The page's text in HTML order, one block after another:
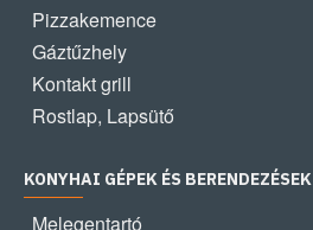
Pizzakemence
Gáztűzhely
Kontakt grill
Rostlap, Lapsütő
KONYHAI GÉPEK ÉS BERENDEZÉSEK
Melegentartó